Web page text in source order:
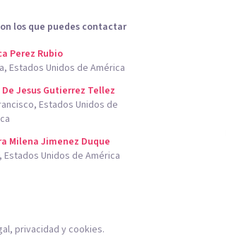
los que puedes contactar
Perez Rubio
Estados Unidos de América
De Jesus Gutierrez Tellez
Estados Unidos de
Milena Jimenez Duque
Estados Unidos de América
, privacidad y cookies.